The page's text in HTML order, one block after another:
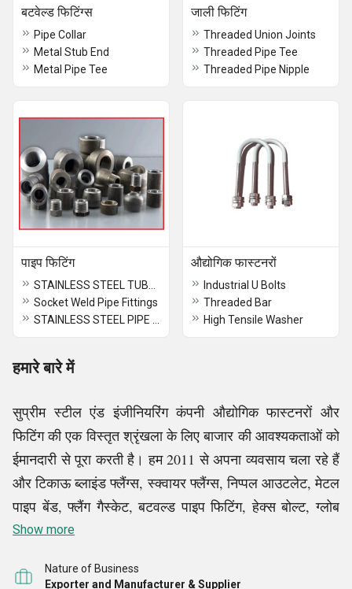
बटवेल्ड फिटिंग्स
Pipe Collar
Metal Stub End
Metal Pipe Tee
जाली फिटिंग
Threaded Union Joints
Threaded Pipe Tee
Threaded Pipe Nipple
पाइप फिटिंग
Socket Weld Pipe Fittings
औद्योगिक फास्टनरों
Industrial U Bolts
Threaded Bar
High Tensile Washer
हमारे बारे में
सुप्रीम स्टील एंड इंजीनियरिंग कंपनी औद्योगिक फास्टनरों और
फिटिंग की एक विस्तृत श्रृंखला के लिए बाजार की आवश्यकताओं को
ईमानदारी से पूरा करती है। हम 2011 से अपना व्यवसाय चला रहे हैं
और टिकाऊ ब्लाइंड फ्लैंग्स, स्क्वायर फ्लैंग्स, निप्पल आउटलेट, मेटल
पाइप बेंड, फ्लैंग गैस्केट, बटवल्ड पाइप फिटिंग, हेक्स बोल्ट, ग्लोब
वाल्व और कई अन्य उत्पाद वितरित
आधुनिक विनिर्माण सुविधा
Show more
Nature of Business
Exporter and Manufacturer & Supplier